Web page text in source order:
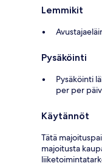
Lemmikit
Pysäköinti
Pysäköinti
per per
Käytännöt
Tätä
majoitusta